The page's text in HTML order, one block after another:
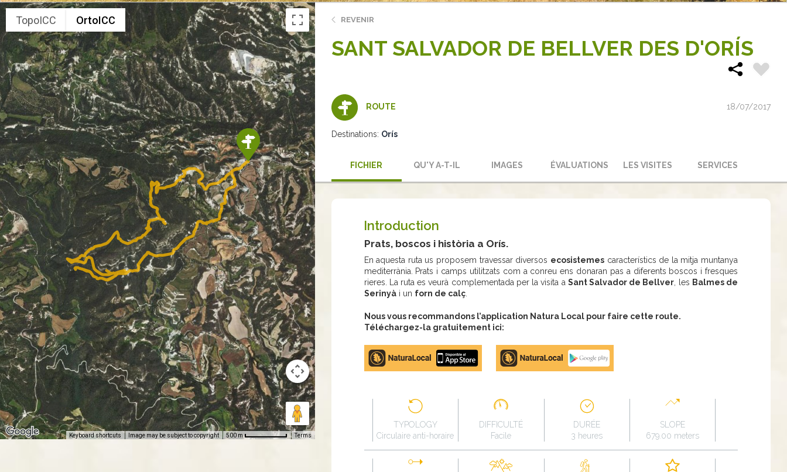
TopoICC OrtoICC
Keyboard shortcuts Image may be subject to copyright 500 m Terms
REVENIR
SANT SALVADOR DE BELLVER DES D'ORÍS
ROUTE 18/07/2017
Destinations: Orís
FICHIER QU'Y A-T-IL IMAGES ÉVALUATIONS LES VISITES SERVICES
Introduction
Prats, boscos i història a Orís.
En aquesta ruta us proposem travessar diversos ecosistemescaracterístics de la mitja muntanya
mediterrània. Prats i camps utilitzats com a conreu ens donaran pas a diferents boscos i fresques
rieres. La ruta es veurà complementada per la visita a Sant Salvador de Bellver, les Balmes de
Serinyài un forn de calç.
Nous vous recommandons l’application Natura Local pour faire cette route.
Téléchargez-la gratuitement ici:
Apple
store
Google
Play
TYPOLOGY
Circulaire anti-horaire
DIFFICULTÉ
Facile
DURÉE
3 heures
SLOPE
679.00 meters